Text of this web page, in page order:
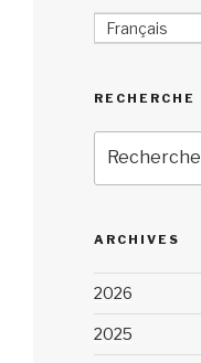
Français
RECHERCHE
pour
:
ARCHIVES
2026
2025